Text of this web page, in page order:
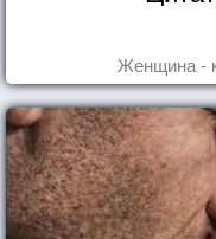
Женщина -